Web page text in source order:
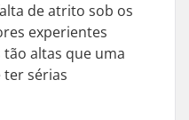
de atrito sob os
experientes
altas que uma
sérias